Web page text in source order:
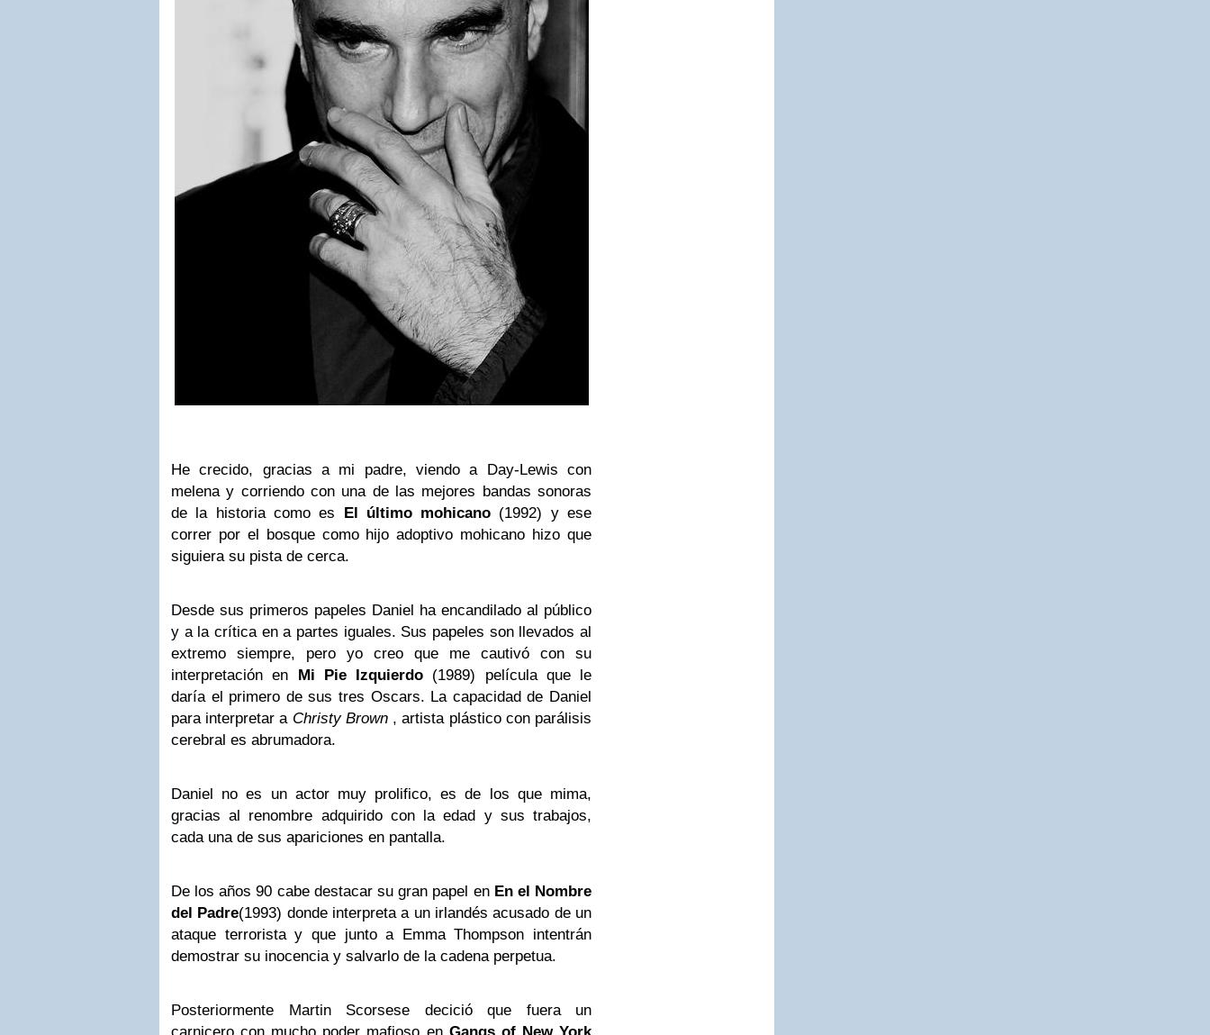
He crecido, gracias a mi padre, viendo a Day-Lewis con
melena y corriendo con una de las mejores bandas sonoras
de la historia como es El último mohicano (1992) y ese
correr por el bosque como hijo adoptivo mohicano hizo que
siguiera su pista de cerca.
Desde sus primeros papeles Daniel ha encandilado al público
y a la crítica en a partes iguales. Sus papeles son llevados al
extremo siempre, pero yo creo que me cautivó con su
interpretación en Mi Pie Izquierdo (1989) película que le
daría el primero de sus tres Oscars. La capacidad de Daniel
para interpretar a Christy Brown , artista plástico con parálisis
cerebral es abrumadora.
Daniel no es un actor muy prolifico, es de los que mima,
gracias al renombre adquirido con la edad y sus trabajos,
cada una de sus apariciones en pantalla.
De los años 90 cabe destacar su gran papel en En el Nombre
del Padre(1993) donde interpreta a un irlandés acusado de un
ataque terrorista y que junto a Emma Thompson intentrán
demostrar su inocencia y salvarlo de la cadena perpetua.
Posteriormente Martin Scorsese decició que fuera un